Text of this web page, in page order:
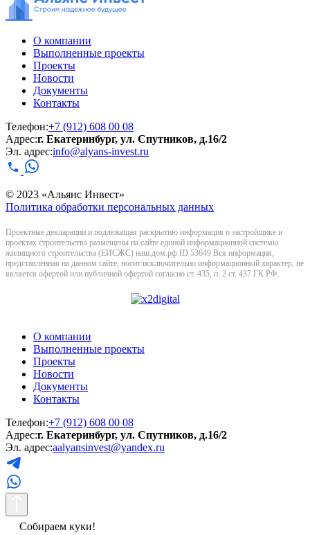
О компании
Выполненные проекты
Проекты
Новости
Документы
Контакты
Телефон:+7 (912) 608 00 08
Адрес:г. Екатеринбург, ул. Спутников, д.16/2
Эл. адрес:info@alyans-invest.ru
© 2023 «Альянс Инвест»
Политика обработки персональных данных
Проектные декларации и подлежащая раскрытию информация о застройщике и
проектах строительства размещены на сайте единой информационной системы
жилищного строительства (ЕИСЖС) наш.дом.рф ID 53649 Вся информация,
представленная на данном сайте, носит исключительно информационный характер, не
является офертой или публичной офертой согласно ст. 435, п. 2 ст. 437 ГК РФ.
О компании
Выполненные проекты
Проекты
Новости
Документы
Контакты
Телефон:+7 (912) 608 00 08
Адрес:г. Екатеринбург, ул. Спутников, д.16/2
Эл. адрес:aalyansinvest@yandex.ru
Собираем куки!